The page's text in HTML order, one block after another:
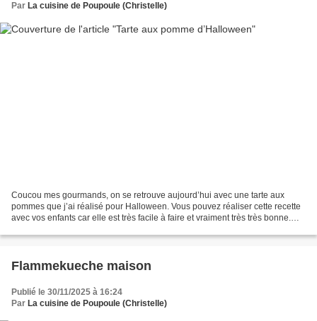
Par La cuisine de Poupoule (Christelle)
Coucou mes gourmands, on se retrouve aujourd’hui avec une tarte aux
pommes que j’ai réalisé pour Halloween. Vous pouvez réaliser cette recette
avec vos enfants car elle est très facile à faire et vraiment très très bonne.
Flammekueche maison
Publié le 30/11/2025 à 16:24
Par La cuisine de Poupoule (Christelle)